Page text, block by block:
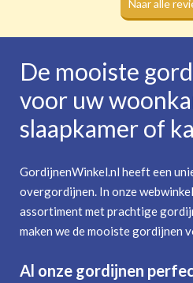
Naar alle
De mooiste
voor uw
slaapkamer of
GordijnenWinkel.nl heeft een
overgordijnen. In onze
assortiment met prachtige
maken we de mooiste gordijnen
Al onze gordijnen